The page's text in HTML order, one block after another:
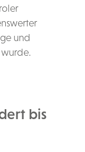
und
bis